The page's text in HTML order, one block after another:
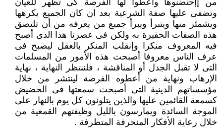
من إإحتضنوها وأعطوا لها الفرصة كى تظهر للعيان
وتضفى عليها صفة الشرعية بعد ان كان الجميع يكرهها
ويشمئز منها ويتبرأ ويبرأ جميع من يعرفه من أن تلتصق
هذه الصفات الحقيرة به ولكن فى عصرنا هذا الذى أصبح
فيه المعروف منكرا وإنقلب المنكر بالعقل ليصبح فى
عرف الناس معروفا أصبحت هذه الأمور من المسلمات
التى لا تقبل الجدل أو المناقشة ، فلننتظر النهاية ، نهاية
الإرهاب ونهاية من أعطوه الفرصة لينتشر من خلال
مؤسساتهم الدينية التى أصبحت سمعتها فى الحضيض
كسمعة القائمين عليها والذين يتلونون كل يوم بالنهار على
الموجة السائدة ويمارسون بالليل وظيفتهم القمعية من
خلال رعاية الأفكار المنحرفة المتطرفة .